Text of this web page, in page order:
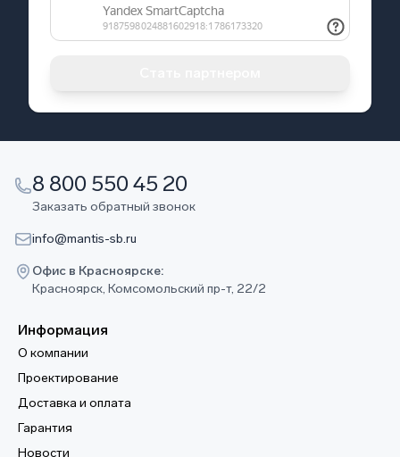
8 800 550 45 20
Заказать обратный звонок
info@mantis-sb.ru
Офис в Красноярске:
Красноярск, Комсомольский пр-т, 22/2
Информация
О компании
Проектирование
Доставка и оплата
Гарантия
Новости